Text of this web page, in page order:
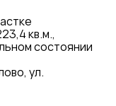
кв.м.,
состоянии
ул.